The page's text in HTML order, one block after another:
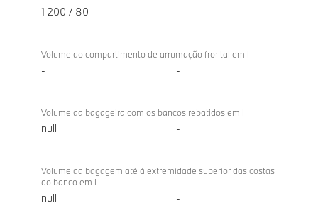
1 200 / 80 -
Volume do compartimento de arrumação frontal em l
- -
Volume da bagageira com os bancos rebatidos em l
null -
Volume da bagagem até à extremidade superior das costas
do banco em l
null -